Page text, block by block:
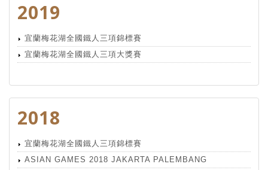
2019
宜蘭梅花湖全國鐵人三項錦標賽
宜蘭梅花湖全國鐵人三項大獎賽
2018
宜蘭梅花湖全國鐵人三項錦標賽
ASIAN GAMES 2018 JAKARTA PALEMBANG